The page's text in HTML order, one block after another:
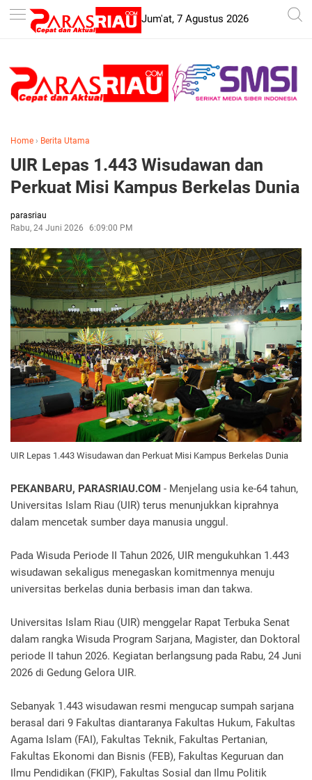
-->
Jum'at, 7 Agustus 2026
Home › Berita Utama
UIR Lepas 1.443 Wisudawan dan
Perkuat Misi Kampus Berkelas Dunia
parasriau
Rabu, 24 Juni 2026
6:09:00 PM
UIR Lepas 1.443 Wisudawan dan Perkuat Misi Kampus Berkelas Dunia
PEKANBARU, PARASRIAU.COM - Menjelang usia ke-64 tahun,
Universitas Islam Riau (UIR) terus menunjukkan kiprahnya
dalam mencetak sumber daya manusia unggul.
Pada Wisuda Periode II Tahun 2026, UIR mengukuhkan 1.443
wisudawan sekaligus menegaskan komitmennya menuju
universitas berkelas dunia berbasis iman dan takwa.
Universitas Islam Riau (UIR) menggelar Rapat Terbuka Senat
dalam rangka Wisuda Program Sarjana, Magister, dan Doktoral
periode II tahun 2026. Kegiatan berlangsung pada Rabu, 24 Juni
2026 di Gedung Gelora UIR.
Sebanyak 1.443 wisudawan resmi mengucap sumpah sarjana
berasal dari 9 Fakultas diantaranya Fakultas Hukum, Fakultas
Agama Islam (FAI), Fakultas Teknik, Fakultas Pertanian,
Fakultas Ekonomi dan Bisnis (FEB), Fakultas Keguruan dan
Ilmu Pendidikan (FKIP), Fakultas Sosial dan Ilmu Politik